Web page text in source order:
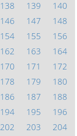
138 139
140
146 147
148
154 155
156
162 163
164
170 171
172
178 179
180
186 187
188
194 195
196
202 203
204